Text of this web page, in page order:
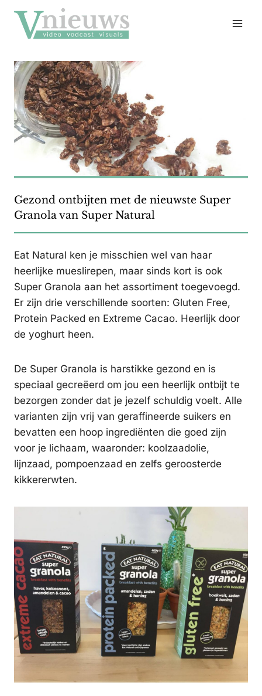
naar
inhoud
Gezond ontbijten met de nieuwste Super
Granola van Super Natural
Eat Natural ken je misschien wel van haar
heerlijke mueslirepen, maar sinds kort is ook
Super Granola aan het assortiment toegevoegd.
Er zijn drie verschillende soorten: Gluten Free,
Protein Packed en Extreme Cacao. Heerlijk door
de yoghurt heen.
De Super Granola is harstikke gezond en is
speciaal gecreëerd om jou een heerlijk ontbijt te
bezorgen zonder dat je jezelf schuldig voelt. Alle
varianten zijn vrij van geraffineerde suikers en
bevatten een hoop ingrediënten die goed zijn
voor je lichaam, waaronder: koolzaadolie,
lijnzaad, pompoenzaad en zelfs geroosterde
kikkererwten.